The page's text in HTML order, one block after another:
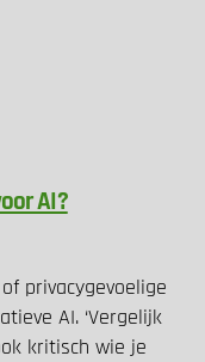
AI?
privacygevoelige
AI. ‘Vergelijk
kritisch wie je